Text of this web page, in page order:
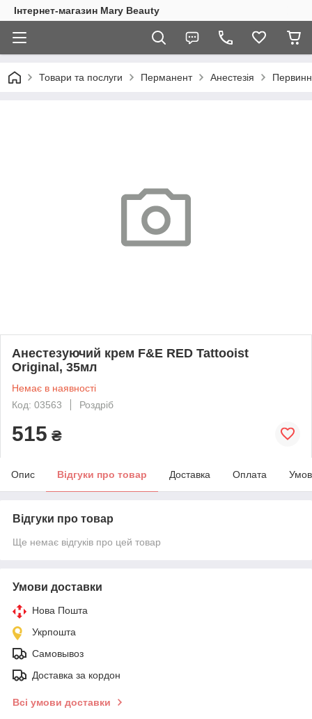
Інтернет-магазин Mary Beauty
Товари та послуги Перманент Анестезія
Анестезуючий крем F&E RED Tattooist
Original, 35мл
Немає в наявності
Код: 03563
Роздріб
515 ₴
Опис Відгуки про товар Доставка Оплата
Відгуки про товар
Ще немає відгуків про цей товар
Умови доставки
Нова Пошта
Укрпошта
Самовывоз
Доставка за кордон
Всі умови доставки